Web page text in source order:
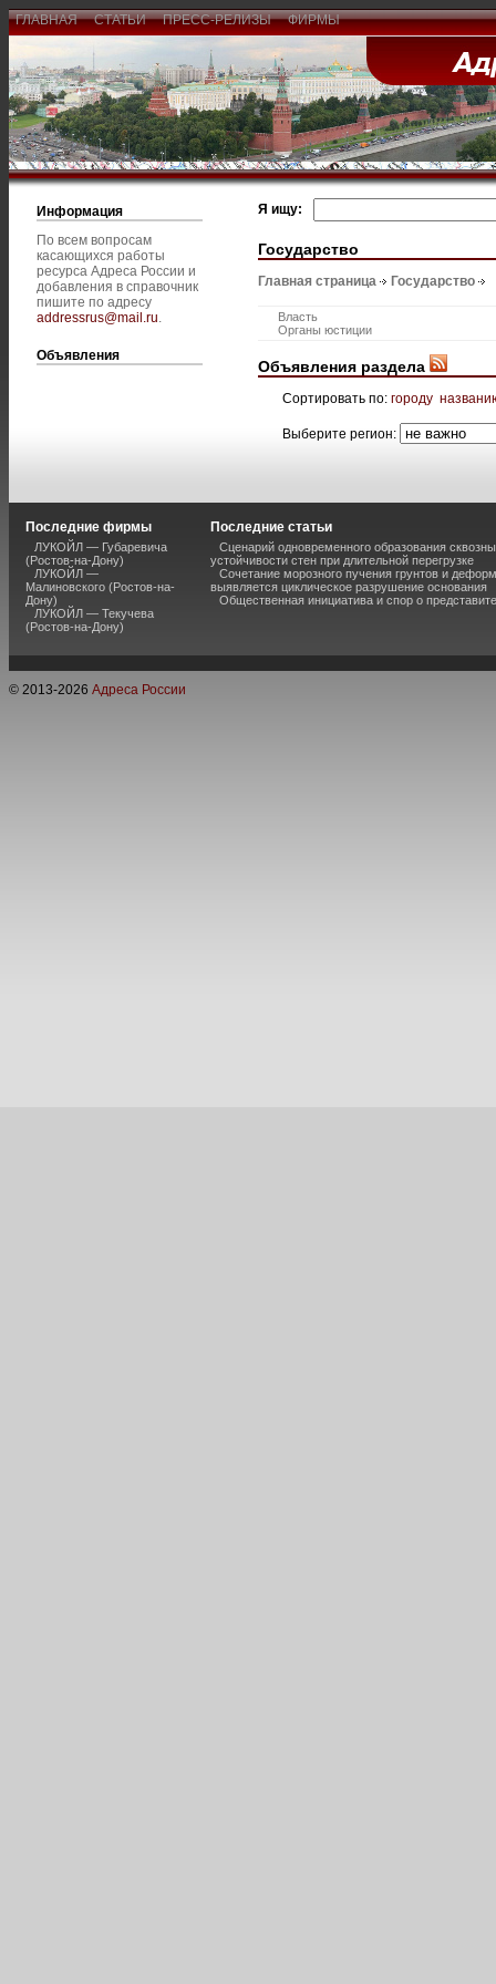
ГЛАВНАЯ СТАТЬИ ПРЕСС-РЕЛИЗЫ ФИРМЫ
Информация
По всем вопросам
касающихся работы
ресурса Адреса России и
добавления в справочник
пишите по адресу
addressrus@mail.ru.
Объявления
Я ищу:
Государство
Главная страница Государство
Власть
Органы юстиции
Объявления раздела
Сортировать по: городу
Выберите регион:
Последние фирмы
ЛУКОЙЛ — Губаревича
(Ростов-на-Дону)
ЛУКОЙЛ —
Малиновского (Ростов-на-
Дону)
ЛУКОЙЛ — Текучева
(Ростов-на-Дону)
Последние статьи
Сценарий одновременного образования
устойчивости стен при длительной перегрузке
Сочетание морозного пучения грунтов и
выявляется циклическое разрушение основания
Общественная инициатива и спор о
© 2013-2026 Адреса России